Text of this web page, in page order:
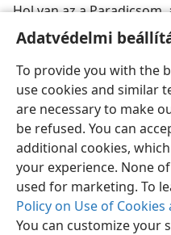
Adatvédelmi
To provide you with the
use cookies and similar
are necessary to make
be refused. You can
additional cookies,
your experience. None
used for marketing. To
Policy on Use of
You can customize your
Hol van az a Paradicsom,
gonosztevőnek?